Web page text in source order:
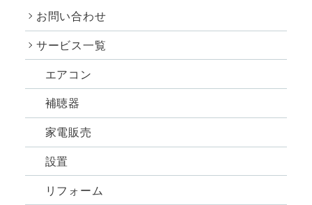
お問い合わせ
サービス一覧
エアコン
補聴器
家電販売
設置
リフォーム